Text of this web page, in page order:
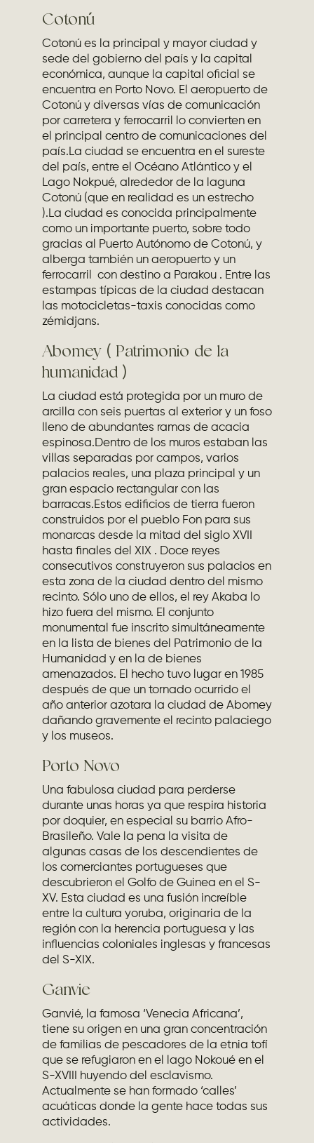
Cotonú
Cotonú es la principal y mayor ciudad y
sede del gobierno del país y la capital
económica, aunque la capital oficial se
encuentra en Porto Novo. El aeropuerto de
Cotonú y diversas vías de comunicación
por carretera y ferrocarril lo convierten en
el principal centro de comunicaciones del
país.La ciudad se encuentra en el sureste
del país, entre el Océano Atlántico y el
Lago Nokpué, alrededor de la laguna
Cotonú (que en realidad es un estrecho
).La ciudad es conocida principalmente
como un importante puerto, sobre todo
gracias al Puerto Autónomo de Cotonú, y
alberga también un aeropuerto y un
ferrocarril con destino a Parakou . Entre las
estampas típicas de la ciudad destacan
las motocicletas-taxis conocidas como
zémidjans.
Abomey ( Patrimonio de la
humanidad )
La ciudad está protegida por un muro de
arcilla con seis puertas al exterior y un foso
lleno de abundantes ramas de acacia
espinosa.Dentro de los muros estaban las
villas separadas por campos, varios
palacios reales, una plaza principal y un
gran espacio rectangular con las
barracas.Estos edificios de tierra fueron
construidos por el pueblo Fon para sus
monarcas desde la mitad del siglo XVII
hasta finales del XIX . Doce reyes
consecutivos construyeron sus palacios en
esta zona de la ciudad dentro del mismo
recinto. Sólo uno de ellos, el rey Akaba lo
hizo fuera del mismo. El conjunto
monumental fue inscrito simultáneamente
en la lista de bienes del Patrimonio de la
Humanidad y en la de bienes
amenazados. El hecho tuvo lugar en 1985
después de que un tornado ocurrido el
año anterior azotara la ciudad de Abomey
dañando gravemente el recinto palaciego
y los museos.
Porto Novo
Una fabulosa ciudad para perderse
durante unas horas ya que respira historia
por doquier, en especial su barrio Afro-
Brasileño. Vale la pena la visita de
algunas casas de los descendientes de
los comerciantes portugueses que
descubrieron el Golfo de Guinea en el S-
XV. Esta ciudad es una fusión increíble
entre la cultura yoruba, originaria de la
región con la herencia portuguesa y las
influencias coloniales inglesas y francesas
del S-XIX.
Ganvie
Ganvié, la famosa ‘Venecia Africana’,
tiene su origen en una gran concentración
de familias de pescadores de la etnia tofí
que se refugiaron en el lago Nokoué en el
S-XVIII huyendo del esclavismo.
Actualmente se han formado ‘calles’
acuáticas donde la gente hace todas sus
actividades.